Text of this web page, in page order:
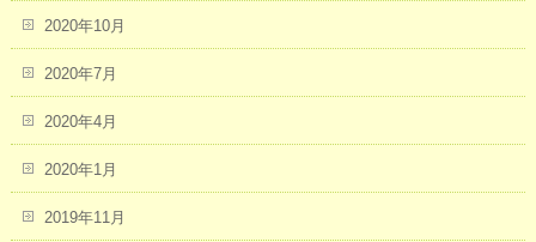
2020年10月
2020年7月
2020年4月
2020年1月
2019年11月